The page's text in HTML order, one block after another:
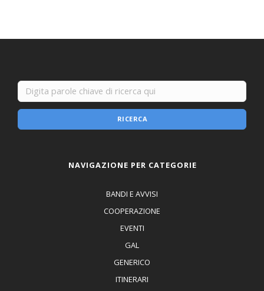
RICERCA
NAVIGAZIONE PER CATEGORIE
BANDI E AVVISI
COOPERAZIONE
EVENTI
GAL
GENERICO
ITINERARI